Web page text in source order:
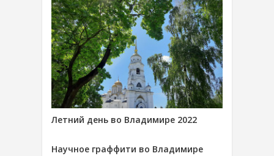
Летний день во Владимире 2022
Научное граффити во Владимире